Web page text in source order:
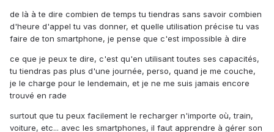
de là à te dire combien de temps tu tiendras sans savoir combien
d'heure d'appel tu vas donner, et quelle utilisation précise tu vas
faire de ton smartphone, je pense que c'est impossible à dire
ce que je peux te dire, c'est qu'en utilisant toutes ses capacités,
tu tiendras pas plus d'une journée, perso, quand je me couche,
je le charge pour le lendemain, et je ne me suis jamais encore
trouvé en rade
surtout que tu peux facilement le recharger n'importe où, train,
voiture, etc... avec les smartphones, il faut apprendre à gérer son